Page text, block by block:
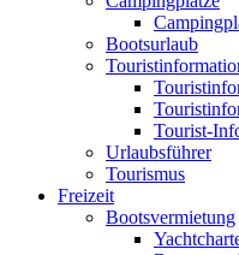
Bootsurlaub
Tourist-
Urlaubsführer
Tourismus
Freizeit
Bootsvermietung